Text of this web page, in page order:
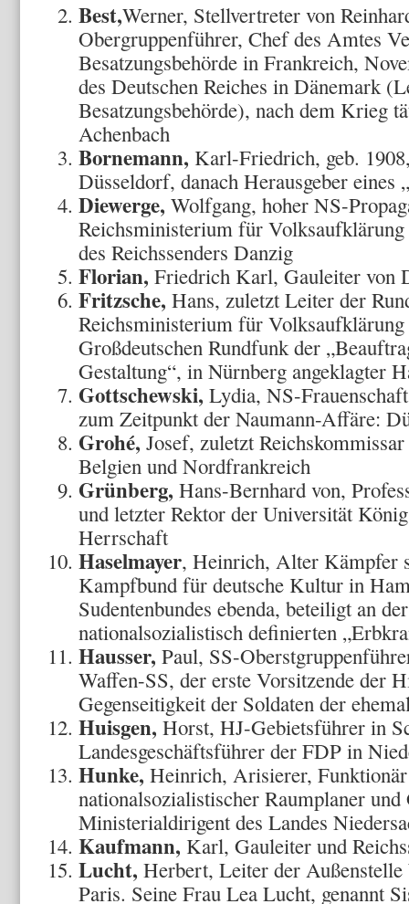
Best,Werner, Stellvertreter von
Obergruppenführer, Chef des Amtes
Besatzungsbehörde in Frankreich,
des Deutschen Reiches in Dänemark
Besatzungsbehörde), nach dem Krieg
Achenbach
Bornemann, Karl-Friedrich, geb.
Düsseldorf, danach Herausgeber
Diewerge, Wolfgang, hoher NS-
Reichsministerium für Volksaufklärung
des Reichssenders Danzig
Florian, Friedrich Karl, Gauleiter von
Fritzsche, Hans, zuletzt Leiter der
Reichsministerium für Volksaufklärung
Großdeutschen Rundfunk der
Gestaltung“, in Nürnberg angeklagter
Gottschewski, Lydia, NS-
zum Zeitpunkt der Naumann-Affäre:
Grohé, Josef, zuletzt
Belgien und Nordfrankreich
Grünberg, Hans-Bernhard von,
und letzter Rektor der Universität
Herrschaft
Haselmayer, Heinrich, Alter Kämpfer
Kampfbund für deutsche Kultur in
Sudentenbundes ebenda, beteiligt an
nationalsozialistisch definierten
Hausser, Paul, SS-
Waffen-SS, der erste Vorsitzende der
Gegenseitigkeit der Soldaten der
Huisgen, Horst, HJ-Gebietsführer in
Landesgeschäftsführer der FDP in
Hunke, Heinrich, Arisierer,
nationalsozialistischer Raumplaner
Ministerialdirigent des Landes
Kaufmann, Karl, Gauleiter und
Lucht, Herbert, Leiter der Außenstelle
Paris. Seine Frau Lea Lucht, genannt